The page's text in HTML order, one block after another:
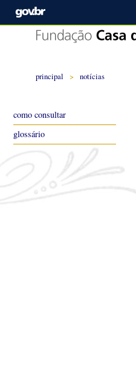
principal > notícias
como consultar
glossário